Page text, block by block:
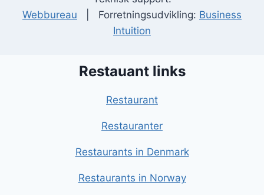
Webbureau | Forretningsudvikling: Business
Intuition
Restauant links
Restaurant
Restauranter
Restaurants in Denmark
Restaurants in Norway